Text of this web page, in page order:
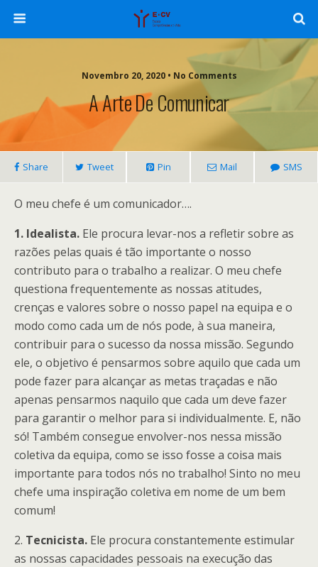
Novembro 20, 2020 • No Comments
A Arte De Comunicar
Share Tweet Pin Mail SMS
O meu chefe é um comunicador….
1. Idealista. Ele procura levar-nos a refletir sobre as
razões pelas quais é tão importante o nosso
contributo para o trabalho a realizar. O meu chefe
questiona frequentemente as nossas atitudes,
crenças e valores sobre o nosso papel na equipa e o
modo como cada um de nós pode, à sua maneira,
contribuir para o sucesso da nossa missão. Segundo
ele, o objetivo é pensarmos sobre aquilo que cada um
pode fazer para alcançar as metas traçadas e não
apenas pensarmos naquilo que cada um deve fazer
para garantir o melhor para si individualmente. E, não
só! Também consegue envolver-nos nessa missão
coletiva da equipa, como se isso fosse a coisa mais
importante para todos nós no trabalho! Sinto no meu
chefe uma inspiração coletiva em nome de um bem
comum!
2. Tecnicista. Ele procura constantemente estimular
as nossas capacidades pessoais na execução das